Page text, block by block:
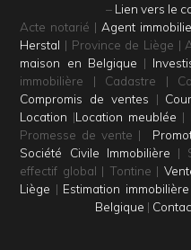
– Lien vers le
Acte notarié | Agent
Herstal | Province de Liège |
maison en Belgique |
immobilière | Cadastre |
Compromis de ventes |
Location |Location meublée |
Promesse de vente |
Société Civile Immobilière |
effectif global | Tontine |
Liège | Estimation
Belgique |